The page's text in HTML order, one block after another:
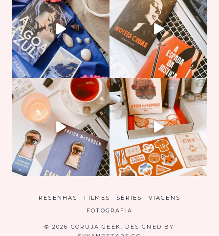
RESENHAS FILMES SÉRIES
VIAGENS
FOTOGRAFIA
© 2026 CORUJA GEEK. DESIGNED BY